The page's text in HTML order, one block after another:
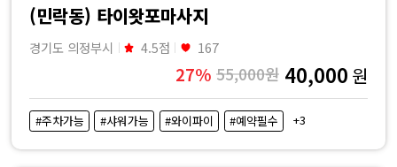
(민락동) 타이왓포마사지
경기도 의정부시 4.5점 167
27% 55,000원 40,000 원
#주차가능 #샤워가능 #와이파이 #예약필수 +3